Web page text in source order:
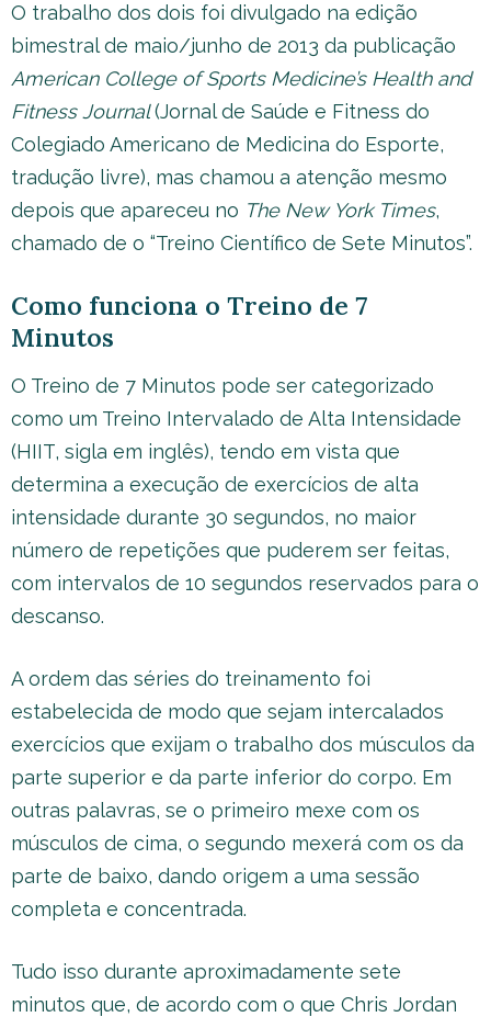
O trabalho dos dois foi divulgado na edição
bimestral de maio/junho de 2013 da publicação
American College of Sports Medicine’s Health and
Fitness Journal(Jornal de Saúde e Fitness do
Colegiado Americano de Medicina do Esporte,
tradução livre), mas chamou a atenção mesmo
depois que apareceu no The New York Times,
chamado de o “Treino Científico de Sete Minutos”.
Como funciona o Treino de 7
Minutos
O Treino de 7 Minutos pode ser categorizado
como um Treino Intervalado de Alta Intensidade
(HIIT, sigla em inglês), tendo em vista que
determina a execução de exercícios de alta
intensidade durante 30 segundos, no maior
número de repetições que puderem ser feitas,
com intervalos de 10 segundos reservados para o
descanso.
A ordem das séries do treinamento foi
estabelecida de modo que sejam intercalados
exercícios que exijam o trabalho dos músculos da
parte superior e da parte inferior do corpo. Em
outras palavras, se o primeiro mexe com os
músculos de cima, o segundo mexerá com os da
parte de baixo, dando origem a uma sessão
completa e concentrada.
Tudo isso durante aproximadamente sete
minutos que, de acordo com o que Chris Jordan